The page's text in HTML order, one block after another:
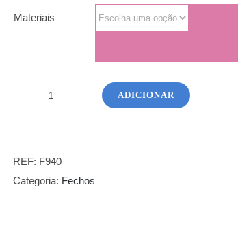
Materiais
Azul
Naval
ADICIONAR
REF: F940
Categoria: Fechos